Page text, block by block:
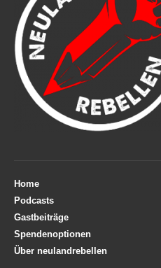
Home
Podcasts
Gastbeiträge
Spendenoptionen
Über neulandrebellen